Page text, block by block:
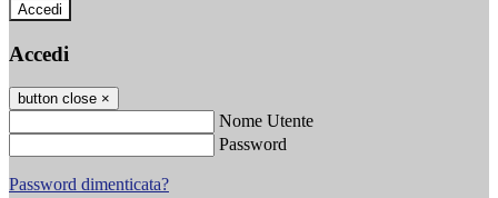
Accedi
Accedi
button close ×
Nome Utente
Password
Password dimenticata?